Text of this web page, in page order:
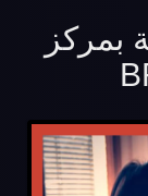
بمركز